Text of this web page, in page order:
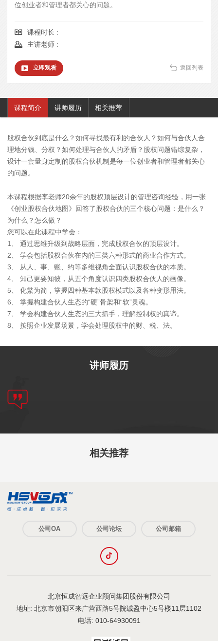
位创业者和管理者都关心的问题。
课程时长 :
主讲老师 :
立即观看 返回列表
课程简介 讲师履历 相关推荐
股权合伙到底是什么？如何寻找最有利的合伙人？如何与合伙人合
理地分钱、分权？如何处理与合伙人的矛盾？股权问题错综复杂，
设计一套量身定制的股权合伙机制是每一位创业者和管理者都关心
的问题。
本课程根据李老师20余年的股权顶层设计的管理咨询经验，用一张
《创业股权合伙地图》回答了股权合伙的三个核心问题：是什么？
为什么？怎么做？
您可以在此课程中学会：
1、 通过思维升级到战略层面，完成股权合伙的顶层设计。
2、 学会包括股权合伙在内的三类六种形式的商业合作方式。
3、 从人、事、账、约等多维视角全面认识股权合伙的本质。
4、 知己更要知彼，从五个角度认识四类股权合伙人的画像。
5、 化繁为简，掌握四种基本款股权模式以及各种变形用法。
6、 掌握构建合伙人生态的“硬”骨架和“软”灵魂。
7、 学会构建合伙人生态的三大抓手，理解控制权的真谛。
8、 按照企业发展场景，学会处理股权中的财、税、法。
讲师履历
相关推荐
公司OA 公司论坛 公司邮箱
北京恒成智远企业顾问集团股份有限公司
地址: 北京市朝阳区来广营西路5号院诚盈中心5号楼11层1102
电话: 010-64930091